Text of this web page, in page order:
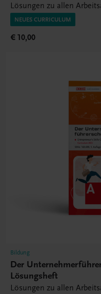
Lösungen zu allen
NEUES CURRICULUM
€ 10,00
Bildung
Der
Lösungsheft
Lösungen zu allen